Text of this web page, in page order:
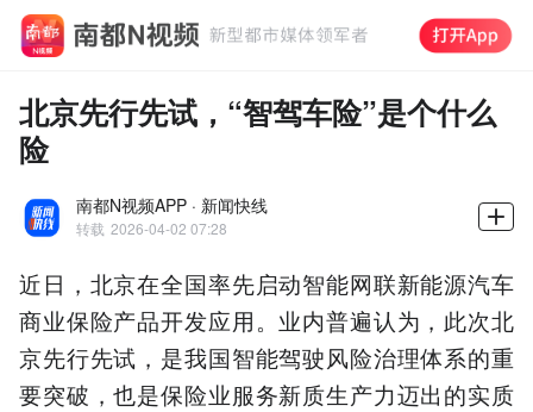
北京先行先试，“智驾车险”是个什么
险
南都N视频APP · 新闻快线
转载 2026-04-02 07:28
近日，北京在全国率先启动智能网联新能源汽车
商业保险产品开发应用。业内普遍认为，此次北
京先行先试，是我国智能驾驶风险治理体系的重
要突破，也是保险业服务新质生产力迈出的实质